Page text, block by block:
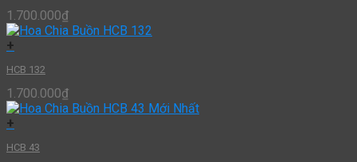
1.700.000₫
+
HCB 132
1.700.000₫
+
HCB 43